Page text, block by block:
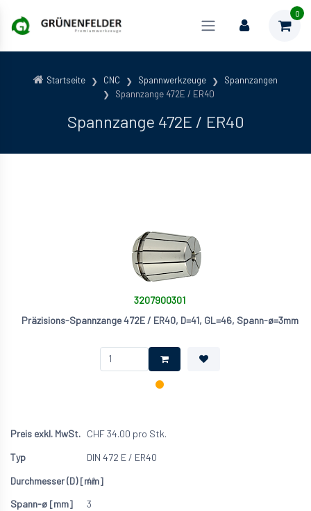
0
Startseite CNC Spannwerkzeuge
Spannzangen
Spannzange 472E / ER40
Spannzange 472E / ER40
3207900301
Präzisions-Spannzange 472E / ER40, D=41, GL=46, Spann-ø=3mm
CHF34.00 pro Stk.
DIN 472 E / ER40
41
3